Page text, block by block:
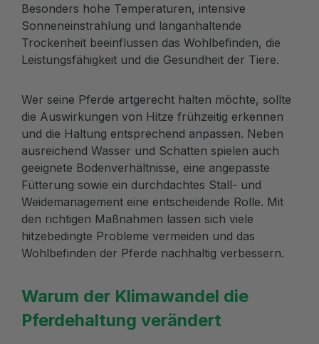
Besonders hohe Temperaturen, intensive
Sonneneinstrahlung und langanhaltende
Trockenheit beeinflussen das Wohlbefinden, die
Leistungsfähigkeit und die Gesundheit der Tiere.
Wer seine Pferde artgerecht halten möchte, sollte
die Auswirkungen von Hitze frühzeitig erkennen
und die Haltung entsprechend anpassen. Neben
ausreichend Wasser und Schatten spielen auch
geeignete Bodenverhältnisse, eine angepasste
Fütterung sowie ein durchdachtes Stall- und
Weidemanagement eine entscheidende Rolle. Mit
den richtigen Maßnahmen lassen sich viele
hitzebedingte Probleme vermeiden und das
Wohlbefinden der Pferde nachhaltig verbessern.
Warum der Klimawandel die
Pferdehaltung verändert